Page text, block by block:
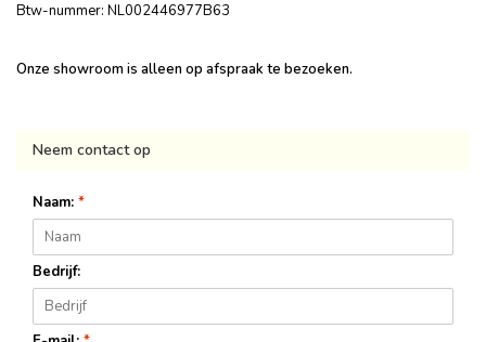
Btw-nummer: NL002446977B63
Onze showroom is alleen op afspraak te bezoeken.
Neem contact op
Naam: *
Bedrijf: